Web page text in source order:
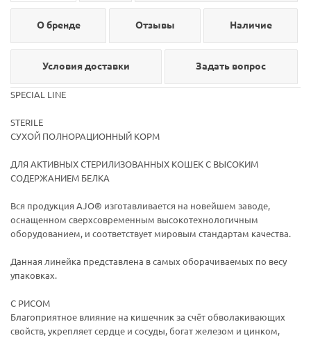
О бренде Отзывы Наличие
Условия доставки Задать вопрос
SPECIAL LINE
STERILE
СУХОЙ ПОЛНОРАЦИОННЫЙ КОРМ
ДЛЯ АКТИВНЫХ СТЕРИЛИЗОВАННЫХ КОШЕК С ВЫСОКИМ
СОДЕРЖАНИЕМ БЕЛКА
Вся продукция AJO® изготавливается на новейшем заводе,
оснащенном сверхсовременным высокотехнологичным
оборудованием, и соответствует мировым стандартам качества.
Данная линейка представлена в самых оборачиваемых по весу
упаковках.
С РИСОМ
Благоприятное влияние на кишечник за счёт обволакивающих
свойств, укрепляет сердце и сосуды, богат железом и цинком,